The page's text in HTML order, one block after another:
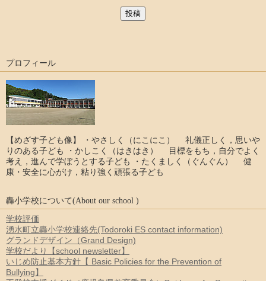
プロフィール
【めざす子ども像】 ・やさしく（にこにこ） 礼儀正しく，思いや
りのある子ども ・かしこく（はきはき） 目標をもち，自分でよく
考え，進んで学ぼうとする子ども ・たくましく（ぐんぐん） 健
康・安全に心がけ，粘り強く頑張る子ども
轟小学校について(About our school )
学校評価
湧水町立轟小学校連絡先(Todoroki ES contact information)
グランドデザイン（Grand Design)
学校だより【school newsletter】
いじめ防止基本方針【 Basic Policies for the Prevention of
Bullying】